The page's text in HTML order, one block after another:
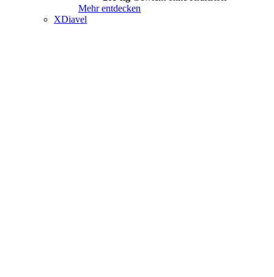
Mehr entdecken
XDiavel